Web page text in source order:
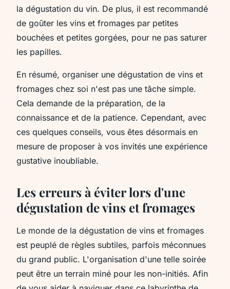
la dégustation du vin. De plus, il est recommandé
de goûter les vins et fromages par petites
bouchées et petites gorgées, pour ne pas saturer
les papilles.
En résumé, organiser une dégustation de vins et
fromages chez soi n'est pas une tâche simple.
Cela demande de la préparation, de la
connaissance et de la patience. Cependant, avec
ces quelques conseils, vous êtes désormais en
mesure de proposer à vos invités une expérience
gustative inoubliable.
Les erreurs à éviter lors d'une
dégustation de vins et fromages
Le monde de la dégustation de vins et fromages
est peuplé de règles subtiles, parfois méconnues
du grand public. L'organisation d'une telle soirée
peut être un terrain miné pour les non-initiés. Afin